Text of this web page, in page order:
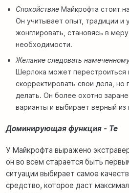
Спокойствие Майкрофта стоит
Он учитывает опыт, традиции и
жонглировать, становясь в
необходимости.
Желание следовать
Шерлока может перестроиться
скорректировать свои дела, но
делать. Он более охотно
варианты и выбирает верный
Доминирующая функция - Te
У Майкрофта выражено
он во всем старается быть
ситуации выбирает самое
средство, которое даст